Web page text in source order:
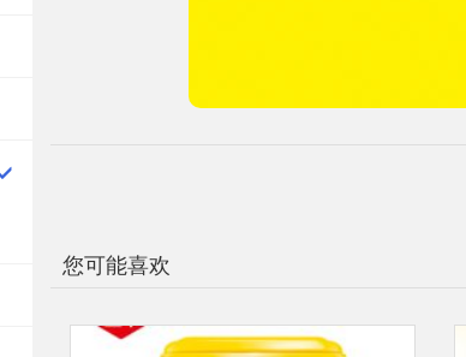
您可能喜欢